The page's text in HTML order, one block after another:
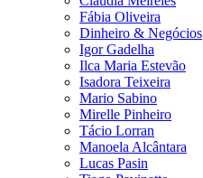
Fábia Oliveira
Dinheiro & Negócios
Igor Gadelha
Ilca Maria Estevão
Isadora Teixeira
Mario Sabino
Mirelle Pinheiro
Tácio Lorran
Manoela Alcântara
Lucas Pasin